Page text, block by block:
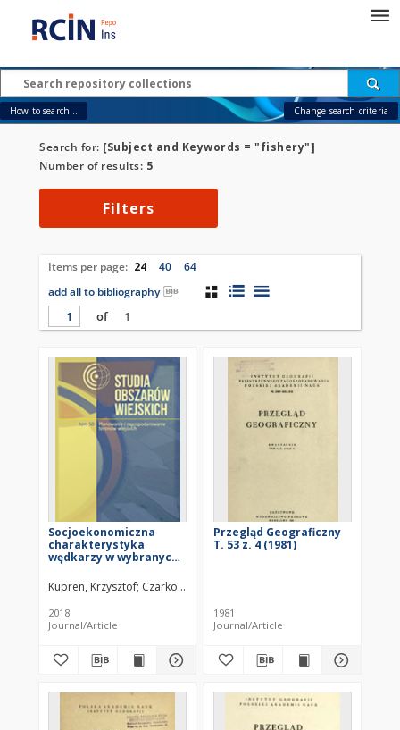
How to search... Change search criteria
Search for: [Subject and Keywords = "fishery"]
Number of results: 5
Filters
Items per page: 24 40
64
add all to bibliography
of
1
Socjoekonomiczna
charakterystyka
wędkarzy w wybranych
województwa
warmińsko-
mazurskiego = Socio-
economic
characteristics of
counties of the
Warmińsko-Mazurskie
Kupren, Krzysztof Czarkowski, Tomasz Kajetan
2018
Journal/Article
Przegląd Geograficzny
T. 53 z. 4 (1981)
1981
Journal/Article